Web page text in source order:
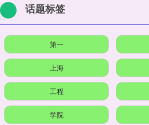
话题标签
第一
上海
工程
学院